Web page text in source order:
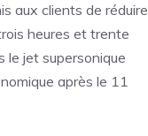
aux clients de réduire
heures et trente
le jet supersonique
après le 11